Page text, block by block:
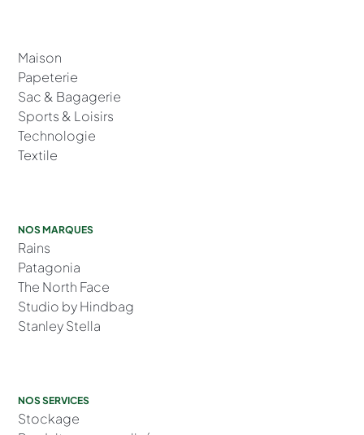
Maison
Papeterie
Sac & Bagagerie
Sports & Loisirs
Technologie
Textile
NOS MARQUES
Rains
Patagonia
The North Face
Studio by Hindbag
Stanley Stella
NOS SERVICES
Stockage